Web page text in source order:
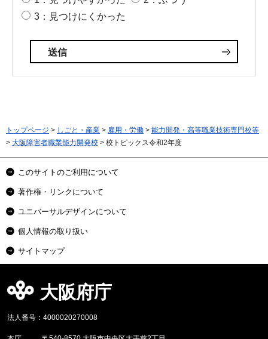
3：見つけにくかった
トップページ > しごと・産業 > 雇用・労働 > 能力開発・高等職業技術専門校等
> 大阪障害者職業能力開発校 > 校トピックス令和2年度
このサイトのご利用について
著作権・リンクについて
ユニバーサルデザインについて
個人情報の取り扱い
サイトマップ
大阪府庁
法人番号：4000020270008